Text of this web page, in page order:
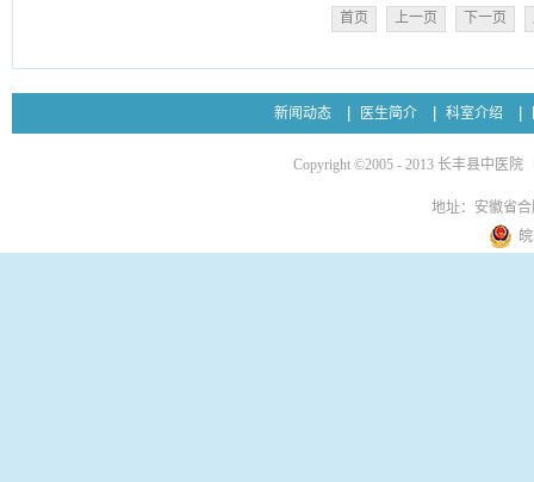
首页 上一页 下一页
新闻动态 医生简介 科室介绍
Copyright ©2005 - 2013 长丰县中医院
地址：安徽省